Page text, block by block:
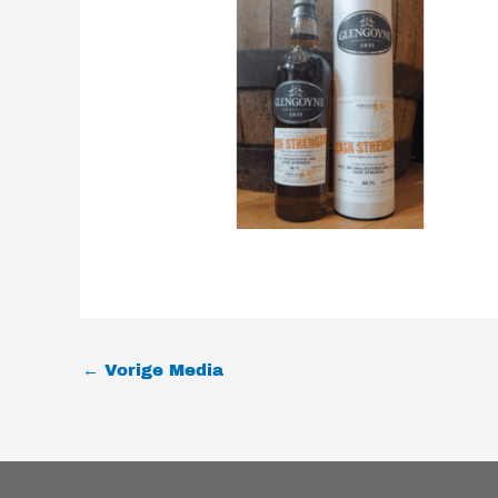
← Vorige Media